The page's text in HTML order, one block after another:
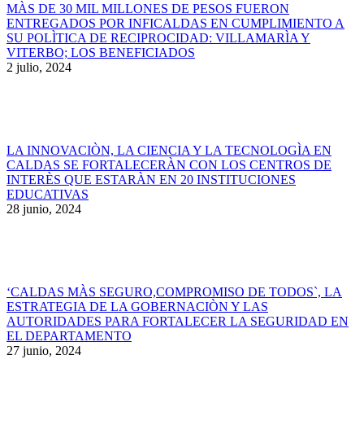
MÀS DE 30 MIL MILLONES DE PESOS FUERON
ENTREGADOS POR INFICALDAS EN CUMPLIMIENTO A
SU POLÌTICA DE RECIPROCIDAD: VILLAMARÌA Y
VITERBO; LOS BENEFICIADOS
2 julio, 2024
LA INNOVACIÒN, LA CIENCIA Y LA TECNOLOGÌA EN
CALDAS SE FORTALECERÀN CON LOS CENTROS DE
INTERÈS QUE ESTARÀN EN 20 INSTITUCIONES
EDUCATIVAS
28 junio, 2024
‘CALDAS MÀS SEGURO,COMPROMISO DE TODOS`, LA
ESTRATEGIA DE LA GOBERNACIÒN Y LAS
AUTORIDADES PARA FORTALECER LA SEGURIDAD EN
EL DEPARTAMENTO
27 junio, 2024